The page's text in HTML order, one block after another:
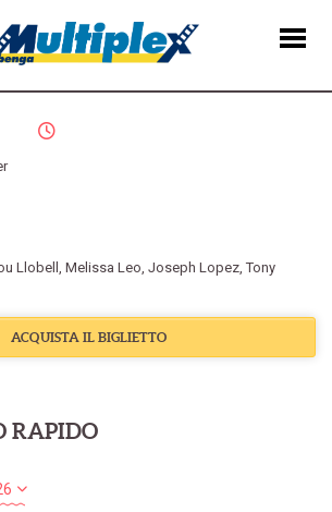
Llobell , Melissa Leo, Joseph Lopez,Tony
ACQUISTA IL BIGLIETTO
RAPIDO